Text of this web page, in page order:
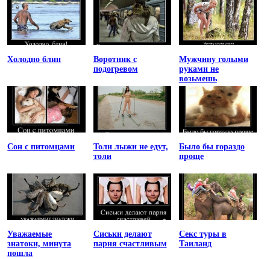
Холодно блин
Воротник с
подогревом
Мужчину голыми
руками не
возьмешь
Сон с питомцами
Толи лыжи не едут,
толи
Было бы гораздо
проще
Уважаемые
знатоки, минута
пошла
Сиськи делают
парня счастливым
Секс туры в
Таиланд